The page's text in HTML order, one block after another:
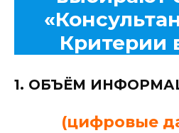
Критерии
1. ОБЪЁМ
(цифровые